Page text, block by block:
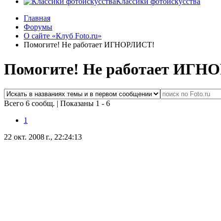
Главная
Форумы
О сайте «Клуб Foto.ru»
Помогите! Не работает ИГНОРЛИСТ!
Помогите! Не работает
Всего 6 сообщ. | Показаны 1 - 6
1
22 окт. 2008 г., 22:24:13